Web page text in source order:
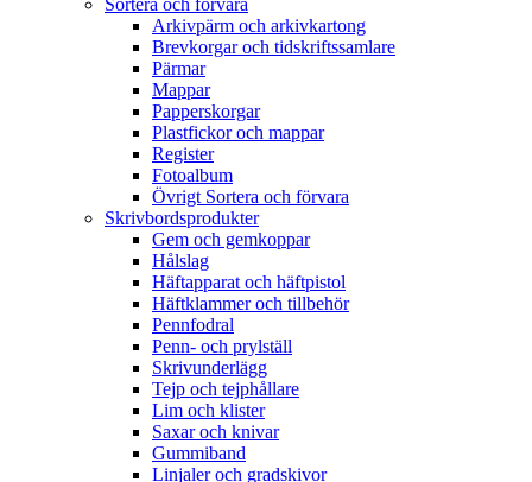
Sortera och förvara
Arkivpärm och arkivkartong
Brevkorgar och tidskriftssamlare
Pärmar
Mappar
Papperskorgar
Plastfickor och mappar
Register
Fotoalbum
Övrigt Sortera och förvara
Skrivbordsprodukter
Gem och gemkoppar
Hålslag
Häftapparat och häftpistol
Häftklammer och tillbehör
Pennfodral
Penn- och prylställ
Skrivunderlägg
Tejp och tejphållare
Lim och klister
Saxar och knivar
Gummiband
Linjaler och gradskivor